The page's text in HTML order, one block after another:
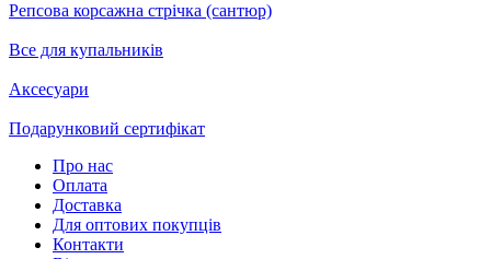
Репсова корсажна стрічка (сантюр)
Все для купальників
Аксесуари
Подарунковий сертифікат
Про нас
Оплата
Доставка
Для оптових покупців
Контакти